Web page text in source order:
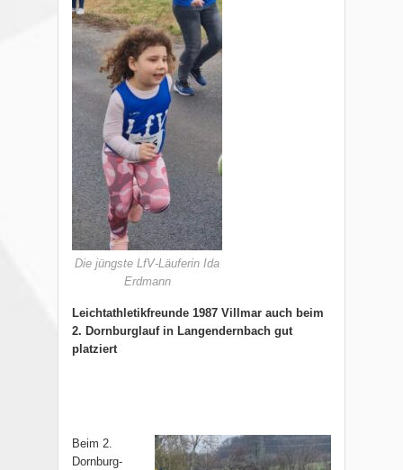
Die jüngste LfV-Läuferin Ida
Erdmann
Leichtathletikfreunde 1987 Villmar auch beim
2. Dornburglauf in Langendernbach gut
platziert
Beim 2.
Dornburg-